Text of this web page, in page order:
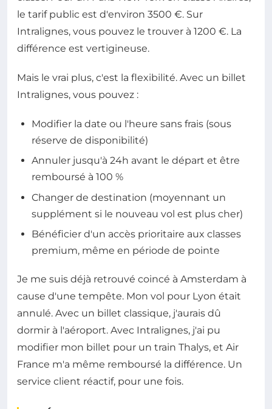
le tarif public est d'environ 3500 €. Sur
Intralignes, vous pouvez le trouver à 1200 €. La
différence est vertigineuse.
Mais le vrai plus, c'est la flexibilité. Avec un billet
Intralignes, vous pouvez :
Modifier la date ou l'heure sans frais (sous
réserve de disponibilité)
Annuler jusqu'à 24h avant le départ et être
remboursé à 100 %
Changer de destination (moyennant un
supplément si le nouveau vol est plus cher)
Bénéficier d'un accès prioritaire aux classes
premium, même en période de pointe
Je me suis déjà retrouvé coincé à Amsterdam à
cause d'une tempête. Mon vol pour Lyon était
annulé. Avec un billet classique, j'aurais dû
dormir à l'aéroport. Avec Intralignes, j'ai pu
modifier mon billet pour un train Thalys, et Air
France m'a même remboursé la différence. Un
service client réactif, pour une fois.